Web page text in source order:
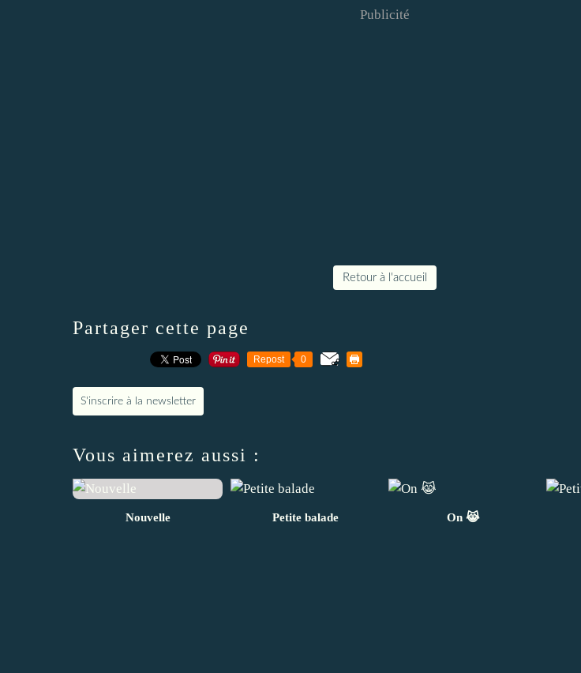
Publicité
Retour à l'accueil
Partager cette page
Repost 0
S'inscrire à la newsletter
Vous aimerez aussi :
Nouvelle Petite balade On 😹